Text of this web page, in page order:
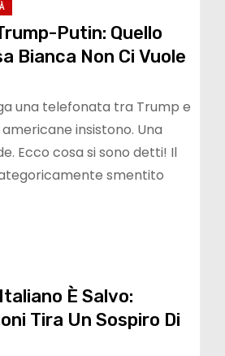
Putin: Quello
Bianca Non Ci Vuole
una telefonata tra Trump e
insistono. Una
Ecco cosa si sono detti! Il
smentito
È Salvo:
Tira Un Sospiro Di